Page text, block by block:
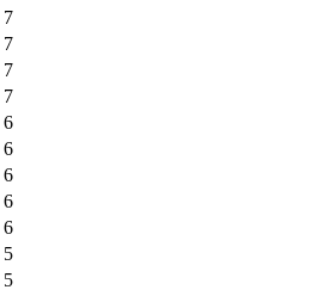
7
7
7
7
6
6
6
6
6
5
5